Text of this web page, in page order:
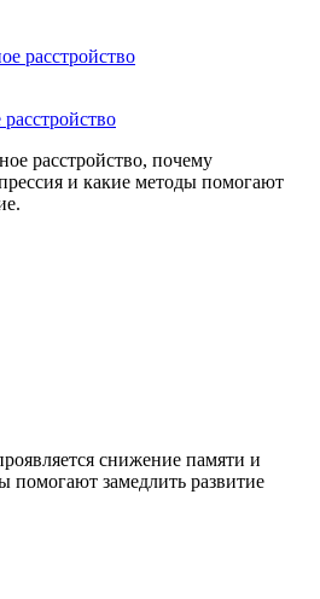
расстройство, почему
и какие методы помогают
снижение памяти и
замедлить развитие